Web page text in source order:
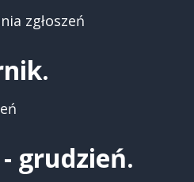
zgłoszeń
grudzień.